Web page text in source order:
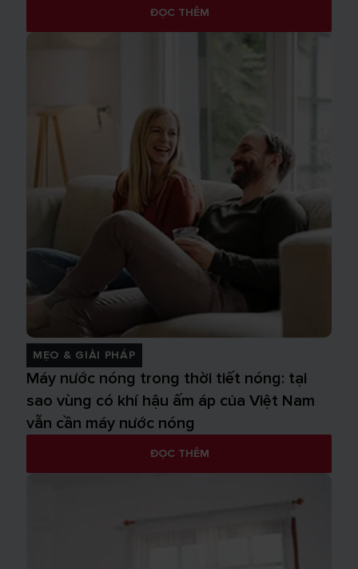
ĐỌC THÊM
MẸO & GIẢI PHÁP
Máy nước nóng trong thời tiết nóng: tại
sao vùng có khí hậu ấm áp của Việt Nam
vẫn cần máy nước nóng
ĐỌC THÊM